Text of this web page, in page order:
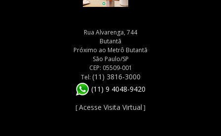
Rua Alvarenga, 744
Butantã
Próximo ao Metrô Butantã
São Paulo/SP
CEP: 05509-001
Tel: (11) 3816-3000
(11) 9 4048-9420
[Acesse Visita Virtual ]